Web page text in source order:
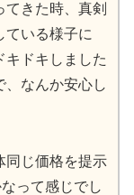
きた時、真剣
ている様子に
ドキしました
、なんか安心し
同じ価格を提示
って感じでし